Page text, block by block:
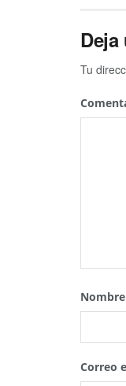
Deja
Tu
Nombre
Correo